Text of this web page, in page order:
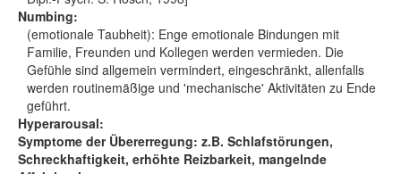
Numbing:
(emotionale Taubheit): Enge emotionale Bindungen mit
Familie, Freunden und Kollegen werden vermieden. Die
Gefühle sind allgemein vermindert, eingeschränkt, allenfalls
werden routinemäßige und 'mechanische' Aktivitäten zu Ende
geführt.
Hyperarousal:
Symptome der Übererregung: z.B. Schlafstörungen,
Schreckhaftigkeit, erhöhte Reizbarkeit, mangelnde